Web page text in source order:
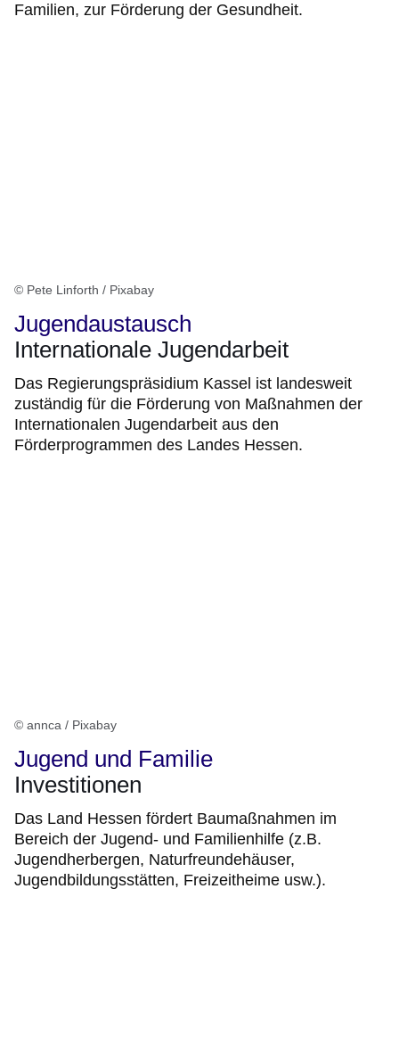
Familien, zur Förderung der Gesundheit.
© Pete Linforth / Pixabay
Jugendaustausch
Internationale Jugendarbeit
Das Regierungspräsidium Kassel ist landesweit
zuständig für die Förderung von Maßnahmen der
Internationalen Jugendarbeit aus den
Förderprogrammen des Landes Hessen.
© annca / Pixabay
Jugend und Familie
Investitionen
Das Land Hessen fördert Baumaßnahmen im
Bereich der Jugend- und Familienhilfe (z.B.
Jugendherbergen, Naturfreundehäuser,
Jugendbildungsstätten, Freizeitheime usw.).